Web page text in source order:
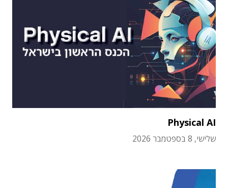
Physical AI
שלישי, 8 בספטמבר 2026